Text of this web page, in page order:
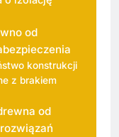
od
konstrukcji
z brakiem
od